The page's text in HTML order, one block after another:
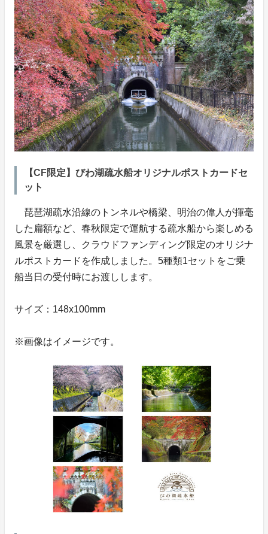
【CF限定】びわ湖疏水船オリジナルポストカードセ
ット
琵琶湖疏水沿線のトンネルや橋梁、明治の偉人が揮毫
した扁額など、春秋限定で運航する疏水船から楽しめる
風景を厳選し、クラウドファンディング限定のオリジナ
ルポストカードを作成しました。5種類1セットをご乗
船当日の受付時にお渡しします。
サイズ：148x100mm
※画像はイメージです。